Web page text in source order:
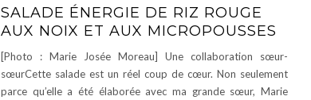
SALADE ÉNERGIE DE RIZ ROUGE
AUX NOIX ET AUX MICROPOUSSES
[Photo : Marie Josée Moreau] Une collaboration sœur-
sœurCette salade est un réel coup de cœur. Non seulement
parce qu’elle a été élaborée avec ma grande sœur, Marie